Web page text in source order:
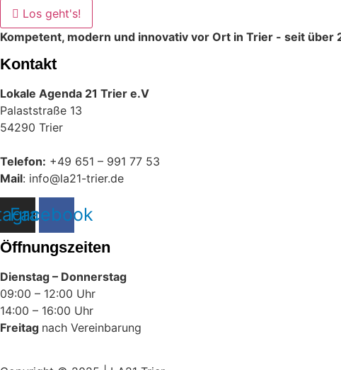
Los geht's!
Kompetent, modern und innovativ vor Ort in Trier - seit über
Kontakt
Lokale Agenda 21 Trier e.V
Palaststraße 13
54290 Trier
Telefon: +49 651 – 991 77 53
Mail: info@la21-trier.de
Facebook
Öffnungszeiten
Dienstag – Donnerstag
09:00 – 12:00 Uhr
14:00 – 16:00 Uhr
Freitag nach Vereinbarung